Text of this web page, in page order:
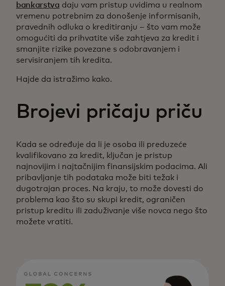
bankarstva daju vam pristup uvidima u realnom
vremenu potrebnim za donošenje informisanih,
pravednih odluka o kreditiranju – što vam može
omogućiti da prihvatite više zahtjeva za kredit i
smanjite rizike povezane s odobravanjem i
servisiranjem tih kredita.
Hajde da istražimo kako.
Brojevi pričaju priču
Kada se određuje da li je osoba ili preduzeće
kvalifikovano za kredit, ključan je pristup
najnovijim i najtačnijim finansijskim podacima. Ali
pribavljanje tih podataka može biti težak i
dugotrajan proces. Na kraju, to može dovesti do
problema kao što su skupi kredit, ograničen
pristup kreditu ili zaduživanje više novca nego što
možete vratiti.